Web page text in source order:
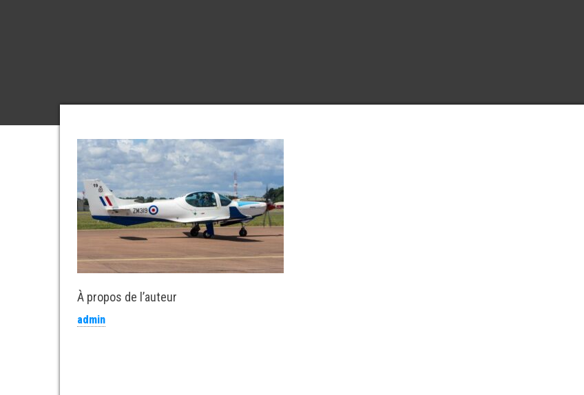
À propos de l’auteur
admin